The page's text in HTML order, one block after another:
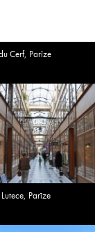
Cerf, Parīze
Parīze